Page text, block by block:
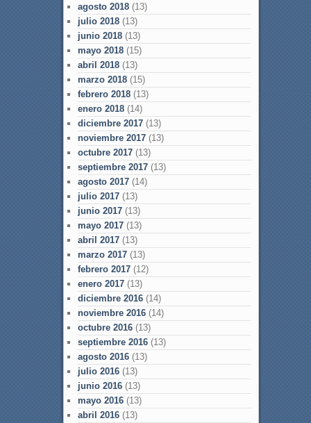
agosto 2018(13)
julio 2018(13)
junio 2018(13)
mayo 2018(15)
abril 2018(13)
marzo 2018(15)
febrero 2018(13)
enero 2018(14)
diciembre 2017(13)
noviembre 2017(13)
octubre 2017(13)
septiembre 2017(13)
agosto 2017(14)
julio 2017(13)
junio 2017(13)
mayo 2017(13)
abril 2017(13)
marzo 2017(13)
febrero 2017(12)
enero 2017(13)
diciembre 2016(14)
noviembre 2016(14)
octubre 2016(13)
septiembre 2016(13)
agosto 2016(13)
julio 2016(13)
junio 2016(13)
mayo 2016(13)
abril 2016(13)